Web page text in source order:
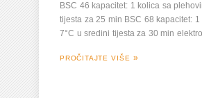
BSC 46 kapacitet: 1 kolica sa
tijesta za 25 min BSC 68 kapacitet:
7°C u sredini tijesta za 30 min
PROČITAJTE VIŠE